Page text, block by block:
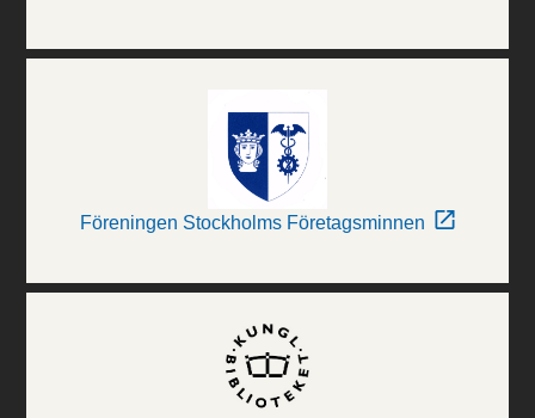
Föreningen Stockholms Företagsminnen